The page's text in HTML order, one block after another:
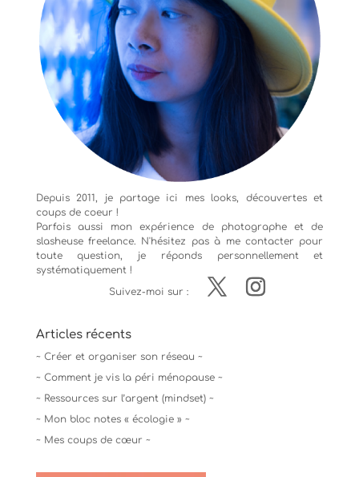
Depuis 2011, je partage ici mes looks, découvertes et
coups de coeur !
Parfois aussi mon expérience de photographeet de
slasheuse freelance. N'hésitez pas à me contacter pour
toute question, je réponds personnellement et
systématiquement !
Suivez-moi sur :
Articles récents
~ Créer et organiser son réseau ~
~ Comment je vis la péri ménopause ~
~ Ressources sur l’argent (mindset) ~
~ Mon bloc notes « écologie » ~
~ Mes coups de cœur ~